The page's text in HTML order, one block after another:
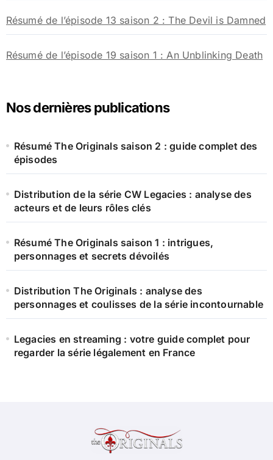
Résumé de l’épisode 13 saison 2 : The Devil is Damned
Résumé de l’épisode 19 saison 1 : An Unblinking Death
Nos dernières publications
Résumé The Originals saison 2 : guide complet des
épisodes
Distribution de la série CW Legacies : analyse des
acteurs et de leurs rôles clés
Résumé The Originals saison 1 : intrigues,
personnages et secrets dévoilés
Distribution The Originals : analyse des
personnages et coulisses de la série incontournable
Legacies en streaming : votre guide complet pour
regarder la série légalement en France